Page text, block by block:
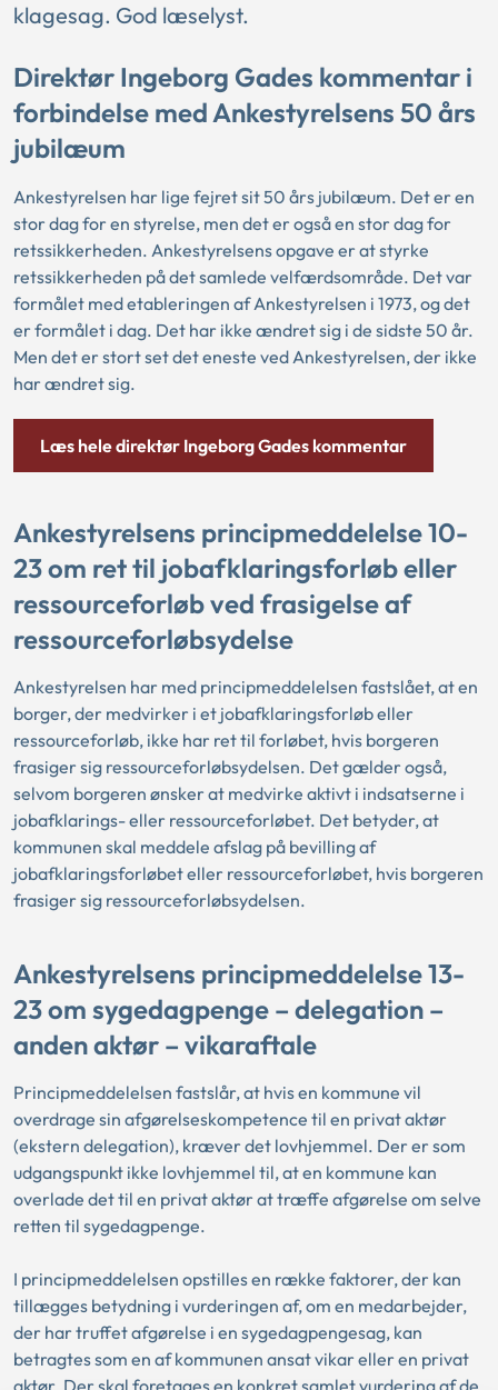
klagesag. God læselyst.
Direktør Ingeborg Gades kommentar i
forbindelse med Ankestyrelsens 50 års
jubilæum
Ankestyrelsen har lige fejret sit 50 års jubilæum. Det er en
stor dag for en styrelse, men det er også en stor dag for
retssikkerheden. Ankestyrelsens opgave er at styrke
retssikkerheden på det samlede velfærdsområde. Det var
formålet med etableringen af Ankestyrelsen i 1973, og det
er formålet i dag. Det har ikke ændret sig i de sidste 50 år.
Men det er stort set det eneste ved Ankestyrelsen, der ikke
har ændret sig.
Læs hele direktør Ingeborg Gades kommentar
Ankestyrelsens principmeddelelse 10-
23 om ret til jobafklaringsforløb eller
ressourceforløb ved frasigelse af
ressourceforløbsydelse
Ankestyrelsen har med principmeddelelsen fastslået, at en
borger, der medvirker i et jobafklaringsforløb eller
ressourceforløb, ikke har ret til forløbet, hvis borgeren
frasiger sig ressourceforløbsydelsen. Det gælder også,
selvom borgeren ønsker at medvirke aktivt i indsatserne i
jobafklarings- eller ressourceforløbet. Det betyder, at
kommunen skal meddele afslag på bevilling af
jobafklaringsforløbet eller ressourceforløbet, hvis borgeren
frasiger sig ressourceforløbsydelsen.
Ankestyrelsens principmeddelelse 13-
23 om sygedagpenge – delegation –
anden aktør – vikaraftale
Principmeddelelsen fastslår, at hvis en kommune vil
overdrage sin afgørelseskompetence til en privat aktør
(ekstern delegation), kræver det lovhjemmel. Der er som
udgangspunkt ikke lovhjemmel til, at en kommune kan
overlade det til en privat aktør at træffe afgørelse om selve
retten til sygedagpenge.
I principmeddelelsen opstilles en række faktorer, der kan
tillægges betydning i vurderingen af, om en medarbejder,
der har truffet afgørelse i en sygedagpengesag, kan
betragtes som en af kommunen ansat vikar eller en privat
aktør. Der skal foretages en konkret samlet vurdering af de